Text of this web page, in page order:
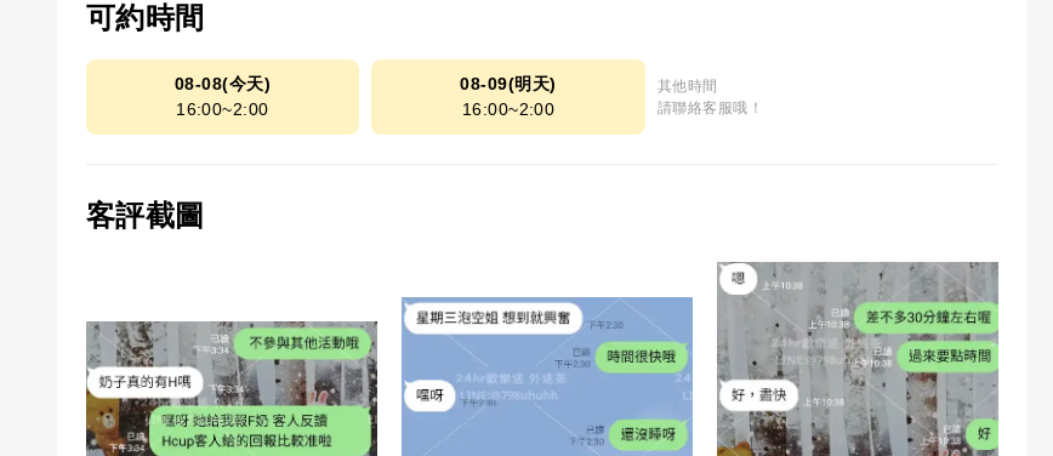
可約時間
08-08(今天)
16:00~2:00
08-09(明天)
16:00~2:00
其他時間
請聯絡客服哦！
客評截圖